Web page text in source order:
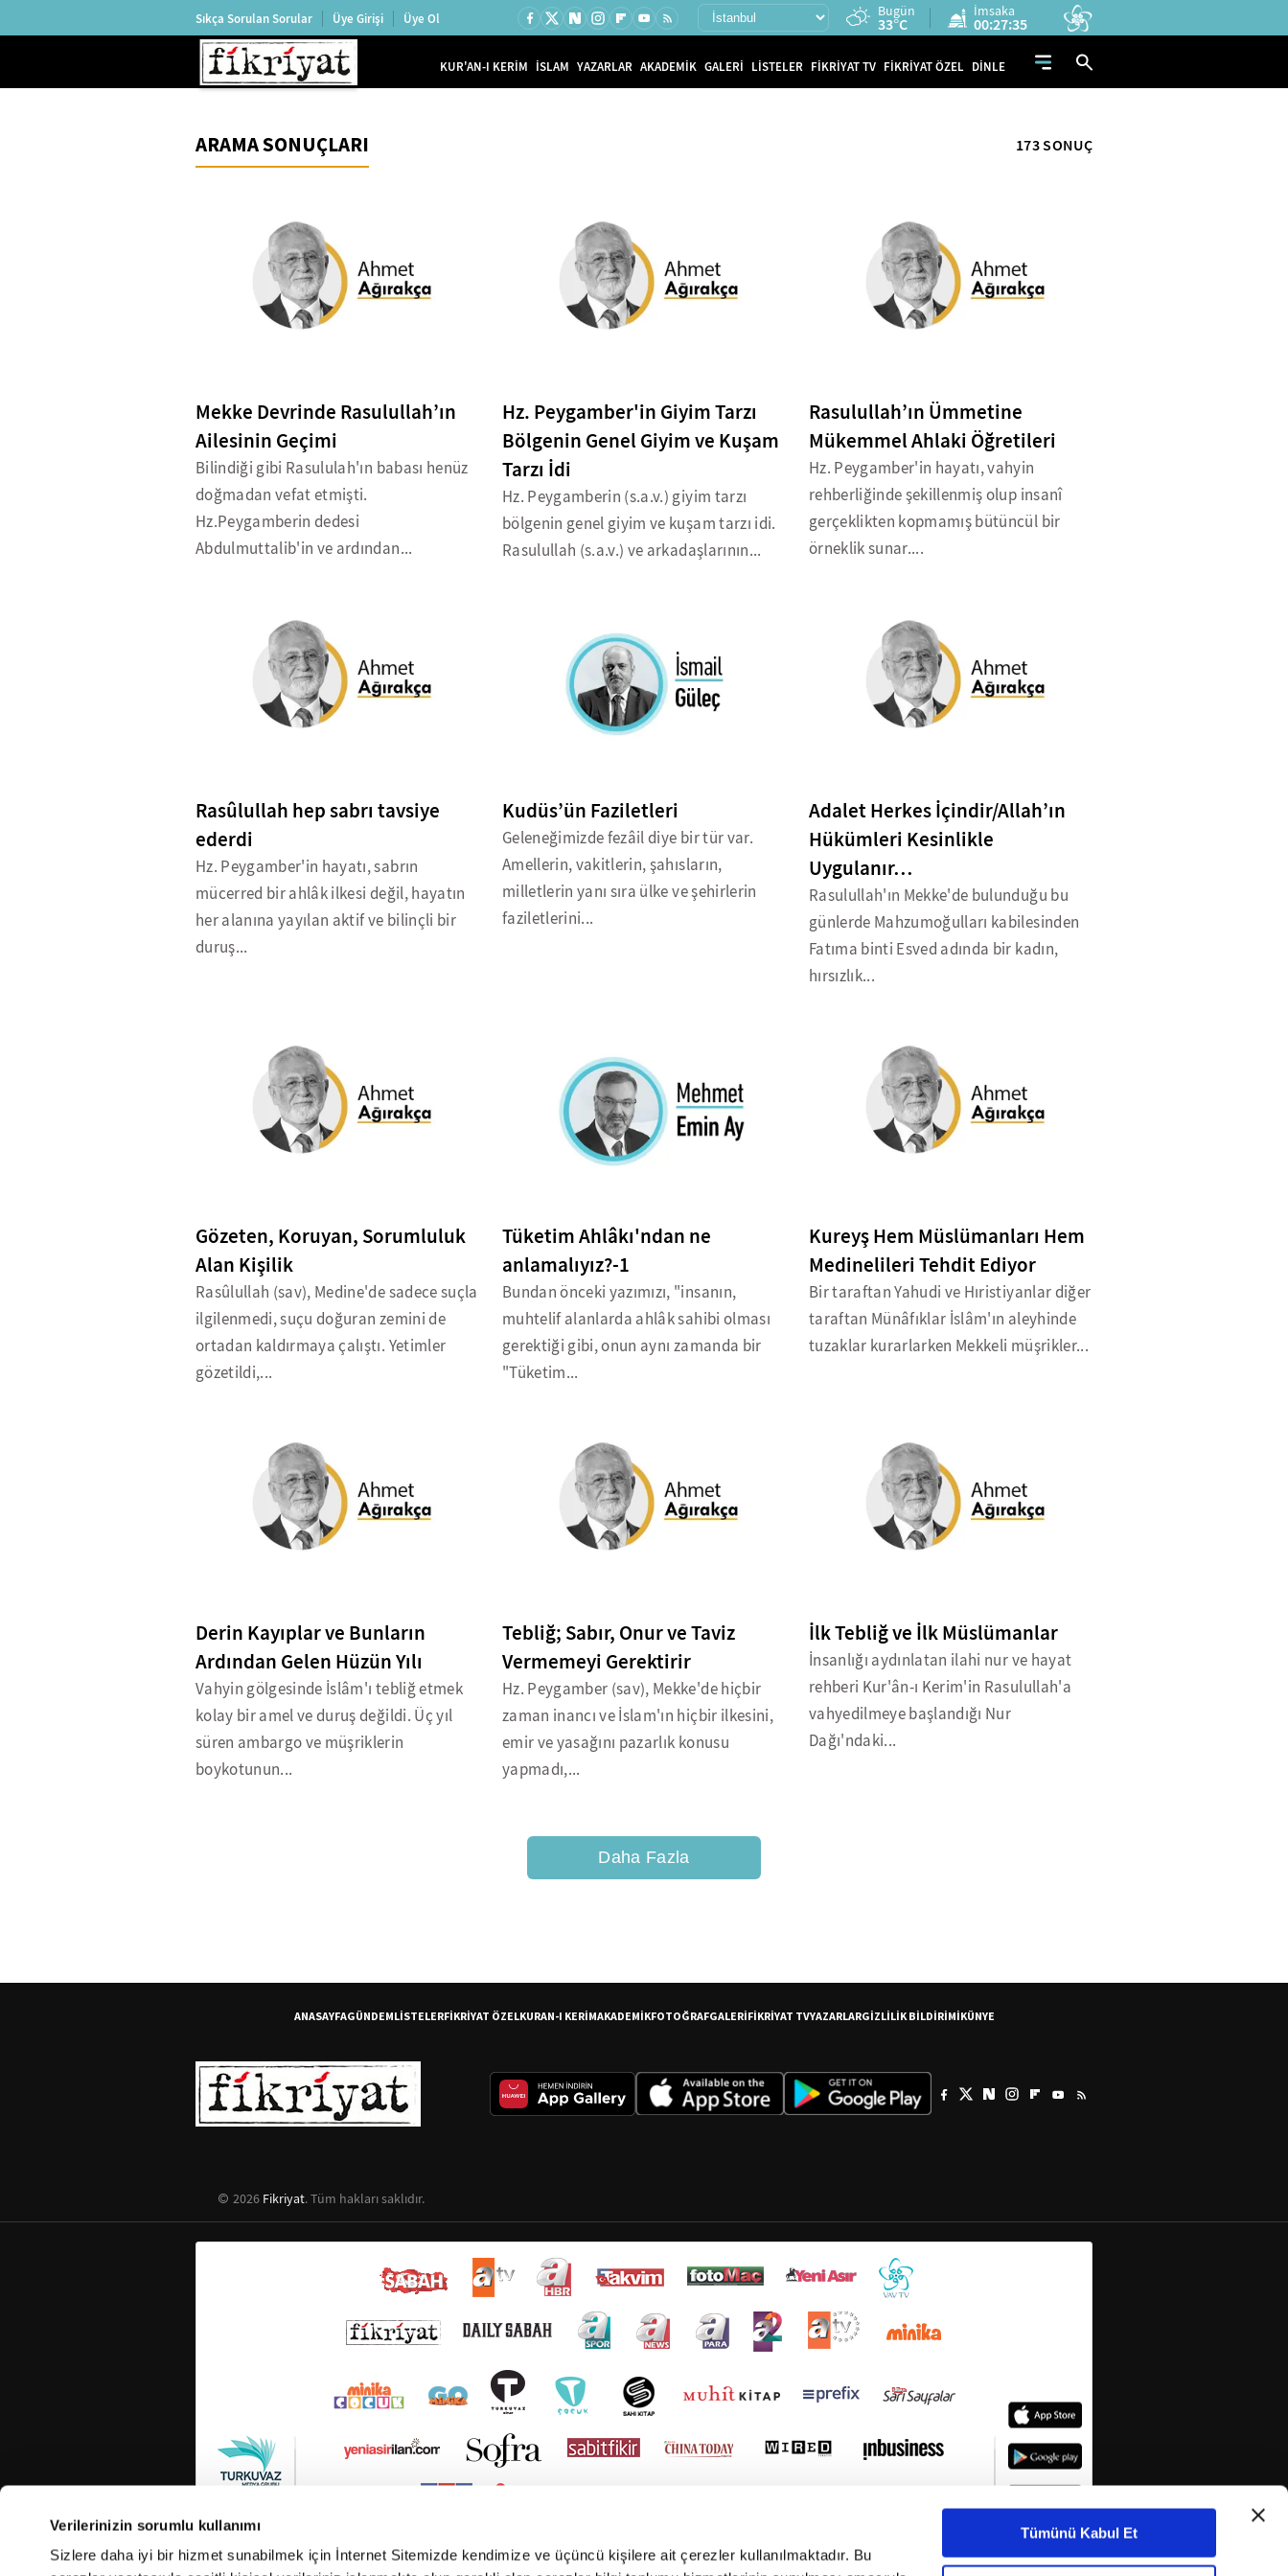
Verilerinizin sorumlu kullanımı
Sizlere daha iyi bir hizmet sunabilmek için İnternet Sitemizde kendimize ve üçüncü kişilere ait çerezler kullanılmaktadır. Bu
Tümünü Kabul Et
Sıkça Sorulan Sorular Üye Girişi Üye Ol Bugün
33°C
İmsaka
00:27:34
KUR'AN-I KERİM İSLAM YAZARLAR AKADEMİK GALERİ LİSTELER FİKRİYAT TV FİKRİYAT ÖZEL DİNLE
ARAMA SONUÇLARI 173 SONUÇ
Mekke Devrinde Rasulullah’ın
Ailesinin Geçimi
Bilindiği gibi Rasululah'ın babası henüz
doğmadan vefat etmişti.
Hz.Peygamberin dedesi
Abdulmuttalib'in ve ardından...
Hz. Peygamber'in Giyim Tarzı
Bölgenin Genel Giyim ve Kuşam
Tarzı İdi
Hz. Peygamberin (s.a.v.) giyim tarzı
bölgenin genel giyim ve kuşam tarzı idi.
Rasulullah (s.a.v.) ve arkadaşlarının...
Rasulullah’ın Ümmetine
Mükemmel Ahlaki Öğretileri
Hz. Peygamber'in hayatı, vahyin
rehberliğinde şekillenmiş olup insanî
gerçeklikten kopmamış bütüncül bir
örneklik sunar....
Rasûlullah hep sabrı tavsiye
ederdi
Hz. Peygamber'in hayatı, sabrın
mücerred bir ahlâk ilkesi değil, hayatın
her alanına yayılan aktif ve bilinçli bir
duruş...
Kudüs’ün Faziletleri
Geleneğimizde fezâil diye bir tür var.
Amellerin, vakitlerin, şahısların,
milletlerin yanı sıra ülke ve şehirlerin
faziletlerini...
Adalet Herkes İçindir/Allah’ın
Hükümleri Kesinlikle
Uygulanır…
Rasulullah'ın Mekke'de bulunduğu bu
günlerde Mahzumoğulları kabilesinden
Fatıma binti Esved adında bir kadın,
hırsızlık...
Gözeten, Koruyan, Sorumluluk
Alan Kişilik
Rasûlullah (sav), Medine'de sadece suçla
ilgilenmedi, suçu doğuran zemini de
ortadan kaldırmaya çalıştı. Yetimler
gözetildi,...
Tüketim Ahlâkı'ndan ne
anlamalıyız?-1
Bundan önceki yazımızı, "insanın,
muhtelif alanlarda ahlâk sahibi olması
gerektiği gibi, onun aynı zamanda bir
"Tüketim...
Kureyş Hem Müslümanları Hem
Medinelileri Tehdit Ediyor
Bir taraftan Yahudi ve Hıristiyanlar diğer
taraftan Münâfıklar İslâm'ın aleyhinde
tuzaklar kurarlarken Mekkeli müşrikler...
Derin Kayıplar ve Bunların
Ardından Gelen Hüzün Yılı
Vahyin gölgesinde İslâm'ı tebliğ etmek
kolay bir amel ve duruş değildi. Üç yıl
süren ambargo ve müşriklerin
boykotunun...
Tebliğ; Sabır, Onur ve Taviz
Vermemeyi Gerektirir
Hz. Peygamber (sav), Mekke'de hiçbir
zaman inancı ve İslam'ın hiçbir ilkesini,
emir ve yasağını pazarlık konusu
yapmadı,...
İlk Tebliğ ve İlk Müslümanlar
İnsanlığı aydınlatan ilahi nur ve hayat
rehberi Kur'ân-ı Kerim'in Rasulullah'a
vahyedilmeye başlandığı Nur
Dağı'ndaki...
Daha Fazla
ANASAYFAGÜNDEMLİSTELERFİKRİYAT ÖZELKURAN-I KERİMAKADEMİKFOTOĞRAFGALERİFİKRİYAT TVYAZARLARGİZLİLİK BİLDİRİMİKÜNYE
2026 Fikriyat. Tüm hakları saklıdır.